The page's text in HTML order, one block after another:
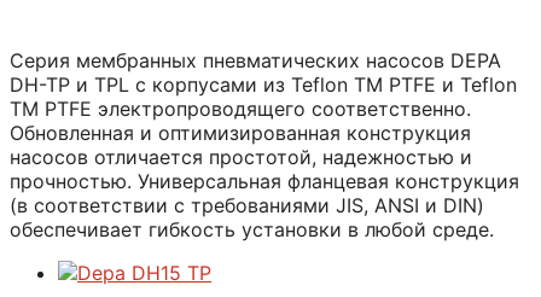
Серия мембранных пневматических насосов DEPA
DH-TP и TPL с корпусами из Teflon TM PTFE и Teflon
TM PTFE электропроводящего соответственно.
Обновленная и оптимизированная конструкция
насосов отличается простотой, надежностью и
прочностью. Универсальная фланцевая конструкция
(в соответствии с требованиями JIS, ANSI и DIN)
обеспечивает гибкость установки в любой среде.